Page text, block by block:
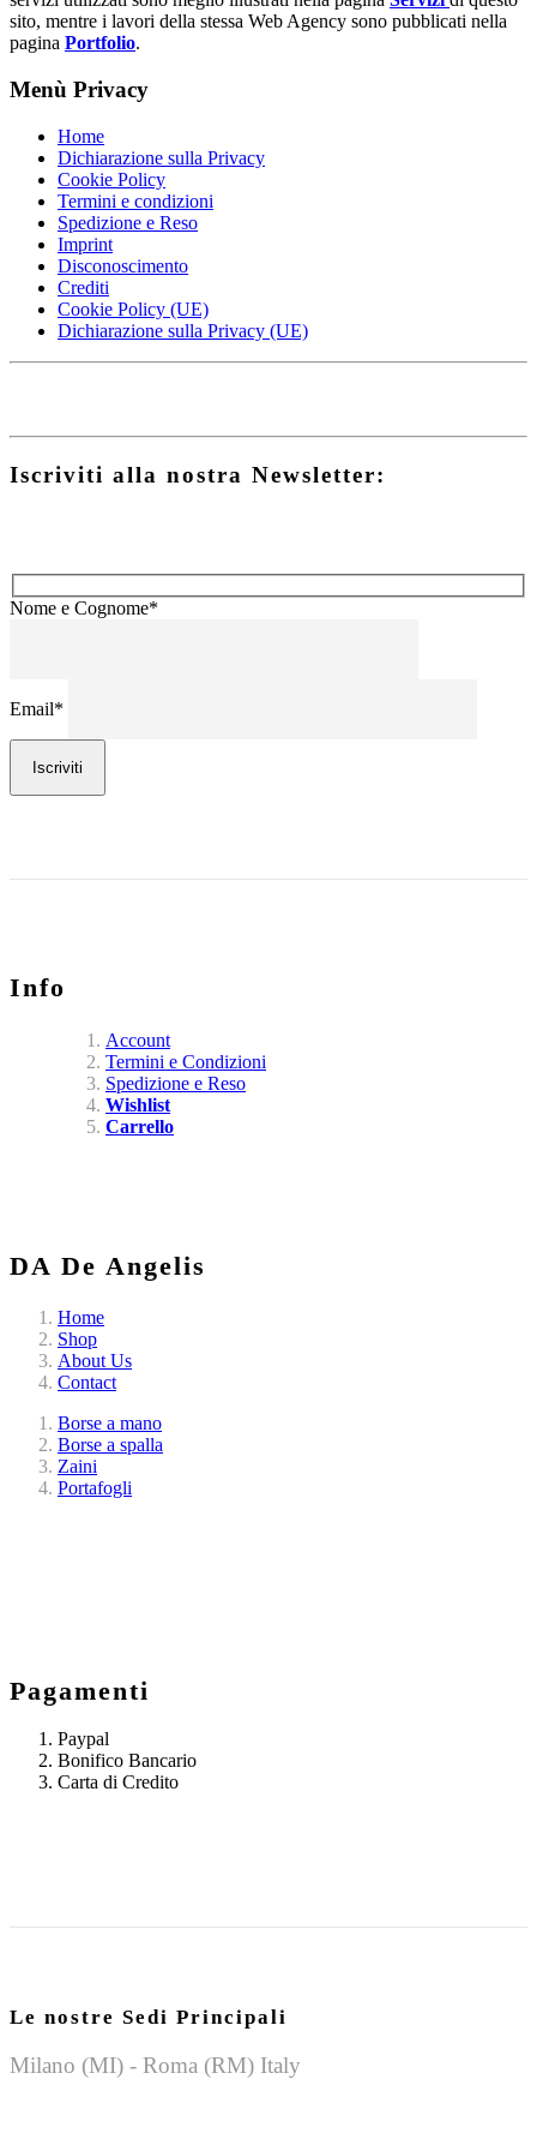
sito, mentre i lavori della stessa Web Agency sono pubblicati nella
pagina Portfolio.
Menù Privacy
Home
Dichiarazione sulla Privacy
Cookie Policy
Termini e condizioni
Spedizione e Reso
Imprint
Disconoscimento
Crediti
Cookie Policy (UE)
Dichiarazione sulla Privacy (UE)
Iscriviti alla nostra Newsletter:
Nome e Cognome*
Email*
Iscriviti
Info
Account
Termini e Condizioni
Spedizione e Reso
Wishlist
Carrello
DA De Angelis
Home
Shop
About Us
Contact
Borse a mano
Borse a spalla
Zaini
Portafogli
Pagamenti
Paypal
Bonifico Bancario
Carta di Credito
Le nostre Sedi Principali
Milano (MI) - Roma (RM) Italy